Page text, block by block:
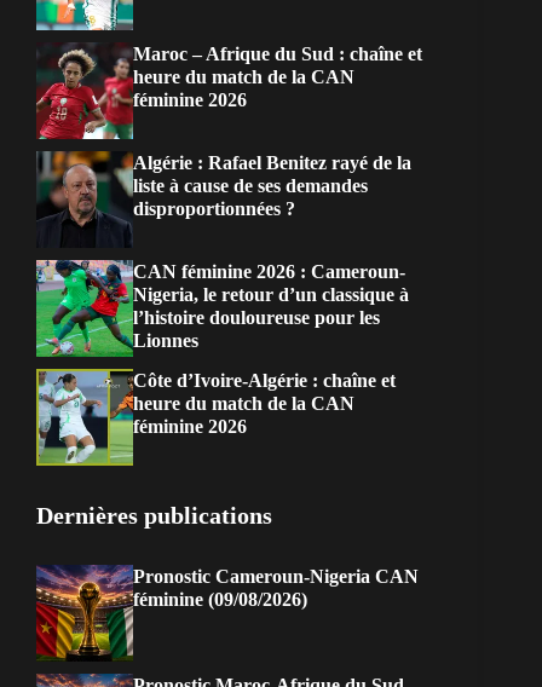
Maroc – Afrique du Sud : chaîne et
heure du match de la CAN
féminine 2026
Algérie : Rafael Benitez rayé de la
liste à cause de ses demandes
disproportionnées ?
CAN féminine 2026 : Cameroun-
Nigeria, le retour d’un classique à
l’histoire douloureuse pour les
Lionnes
Côte d’Ivoire-Algérie : chaîne et
heure du match de la CAN
féminine 2026
Dernières publications
Pronostic Cameroun-Nigeria CAN
féminine (09/08/2026)